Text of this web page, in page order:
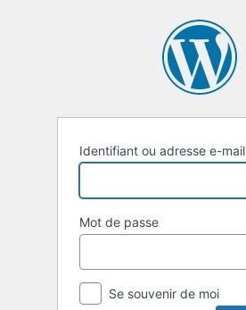
Identifiant ou adresse e-mail
Mot de passe
Se souvenir de moi